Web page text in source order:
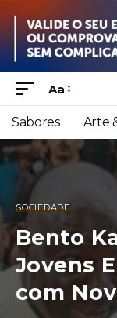
Aa
Sabores Arte
SOCIEDADE
Bento
Jovens
com